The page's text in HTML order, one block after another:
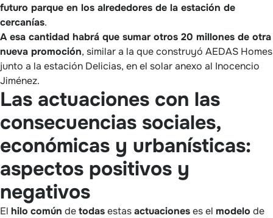
futuro parque en los alrededores de la estación de
cercanías.
A esa cantidad habrá que sumar otros 20 millones de otra
nueva promoción, similar a la que construyó AEDAS Homes
junto a la estación Delicias, en el solar anexo al Inocencio
Jiménez.
Las actuaciones con las
consecuencias sociales,
económicas y urbanísticas:
aspectos positivos y
negativos
El hilo común detodasestasactuacioneses el modelo de